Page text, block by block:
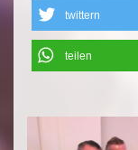
twittern
teilen